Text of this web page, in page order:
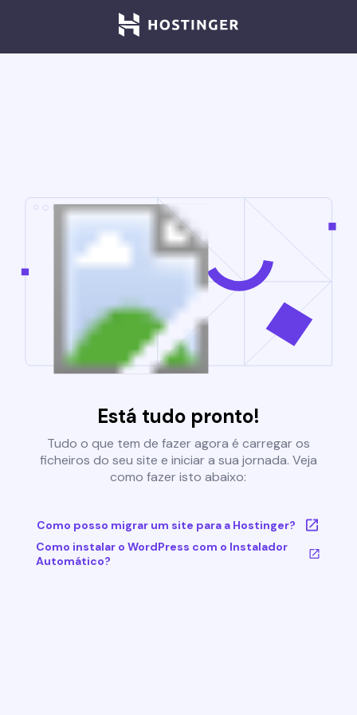
Está tudo pronto!
Tudo o que tem de fazer agora é carregar os
ficheiros do seu site e iniciar a sua jornada. Veja
como fazer isto abaixo:
Como posso migrar um site para a Hostinger?
Como instalar o WordPress com o Instalador
Automático?